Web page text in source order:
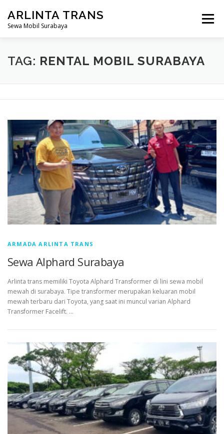
konten
ARLINTA TRANS
Sewa Mobil Surabaya
Menu
HOME PROFIL KAMI HARGA SEWA
TAG: RENTAL MOBIL SURABAYA
ARMADA ARLINTA TRANS
Sewa Alphard Surabaya
Arlinta trans memiliki Toyota Alphard Transformer di lini sewa mobil
mewah di surabaya. Tipe transformer merupakan keluaran mobil
mewah terbaru dari Toyota, yang saat ini muncul varian Alphard
Transformer Facelift. …